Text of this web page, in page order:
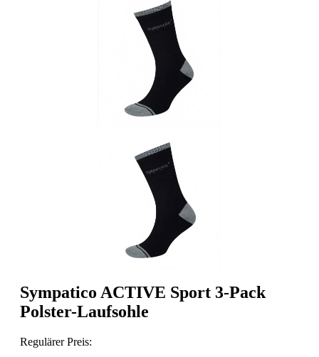
Sympatico ACTIVE Sport 3-Pack
Polster-Laufsohle
Regulärer Preis: